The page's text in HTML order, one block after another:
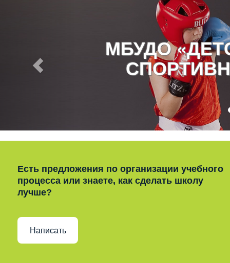
МБУДО
Есть предложения по организации учебного
процесса или знаете, как сделать школу
лучше?
Написать